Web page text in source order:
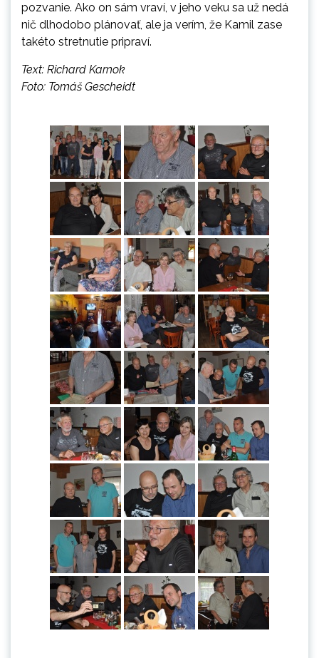
pozvanie. Ako on sám vraví, v jeho veku sa už nedá
nič dlhodobo plánovať, ale ja verím, že Kamil zase
takéto stretnutie pripraví.
Text: Richard Karnok
Foto: Tomáš Gescheidt